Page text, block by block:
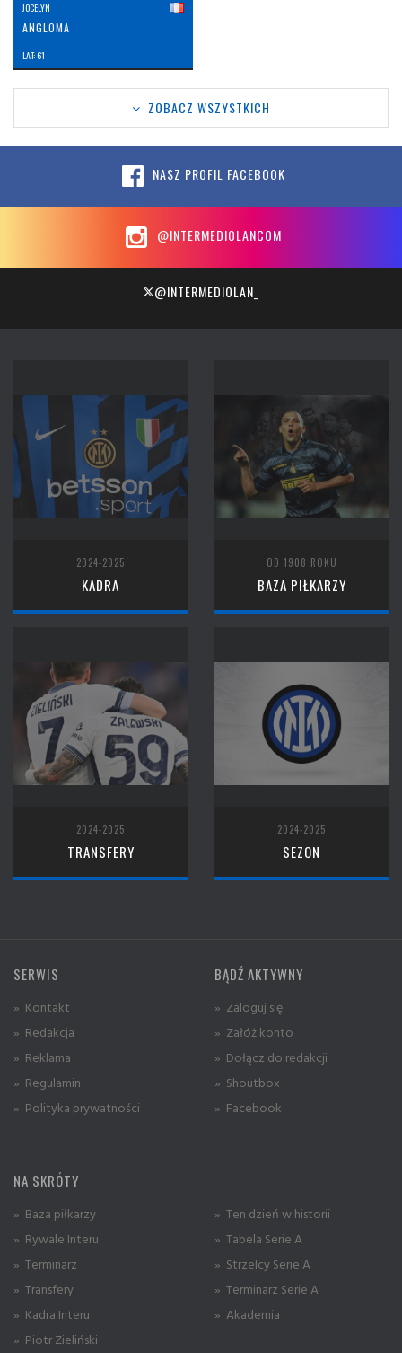
JOCELYN
ANGLOMA
LAT: 61
ZOBACZ WSZYSTKICH
NASZ PROFIL FACEBOOK
@INTERMEDIOLANCOM
@INTERMEDIOLAN_
2024-2025
KADRA
OD 1908 ROKU
BAZA PIŁKARZY
2024-2025
TRANSFERY
2024-2025
SEZON
SERWIS
» Kontakt
» Redakcja
» Reklama
» Regulamin
» Polityka prywatności
BĄDŹ AKTYWNY
» Zaloguj się
» Załóż konto
» Dołącz do redakcji
» Shoutbox
» Facebook
NA SKRÓTY
» Baza piłkarzy
» Rywale Interu
» Terminarz
» Transfery
» Kadra Interu
» Piotr Zieliński
» Ten dzień w historii
» Tabela Serie A
» Strzelcy Serie A
» Terminarz Serie A
» Akademia